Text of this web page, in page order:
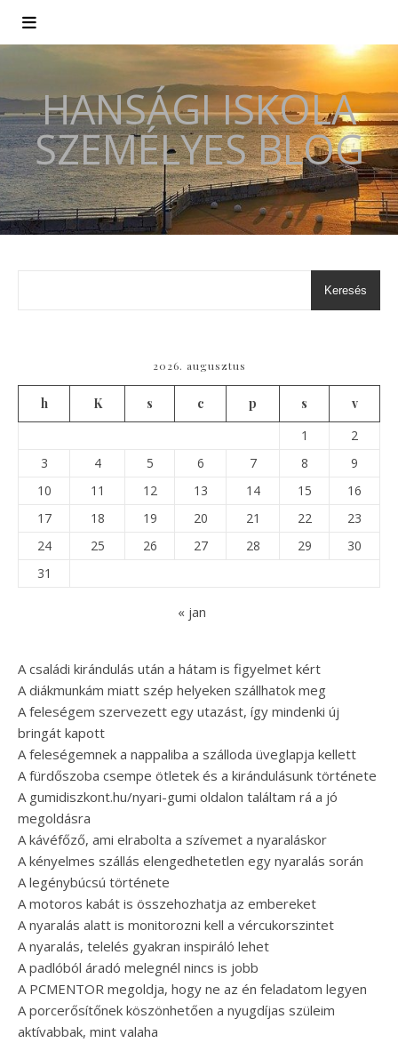
HANSÁGI ISKOLA
SZEMÉLYES BLOG
Keresés
2026. augusztus
h K s c p s
v
1
2
3
4 5 6 7 8
9
10
11 12 13 14 15
16
17
18 19 20 21 22
23
24
25 26 27 28 29
30
31
« jan
A családi kirándulás után a hátam is figyelmet kért
A diákmunkám miatt szép helyeken szállhatok meg
A feleségem szervezett egy utazást, így mindenki új
bringát kapott
A feleségemnek a nappaliba a szálloda üveglapja kellett
A fürdőszoba csempe ötletek és a kirándulásunk története
A gumidiszkont.hu/nyari-gumi oldalon találtam rá a jó
megoldásra
A kávéfőző, ami elrabolta a szívemet a nyaraláskor
A kényelmes szállás elengedhetetlen egy nyaralás során
A legénybúcsú története
A motoros kabát is összehozhatja az embereket
A nyaralás alatt is monitorozni kell a vércukorszintet
A nyaralás, telelés gyakran inspiráló lehet
A padlóból áradó melegnél nincs is jobb
A PCMENTOR megoldja, hogy ne az én feladatom legyen
A porcerősítőnek köszönhetően a nyugdíjas szüleim
aktívabbak, mint valaha